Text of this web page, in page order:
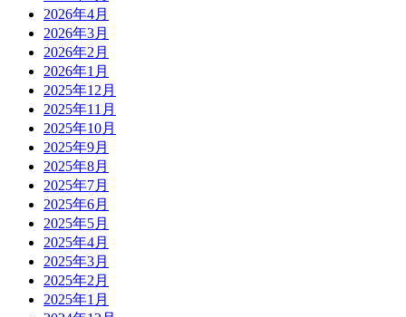
2026年4月
2026年3月
2026年2月
2026年1月
2025年12月
2025年11月
2025年10月
2025年9月
2025年8月
2025年7月
2025年6月
2025年5月
2025年4月
2025年3月
2025年2月
2025年1月